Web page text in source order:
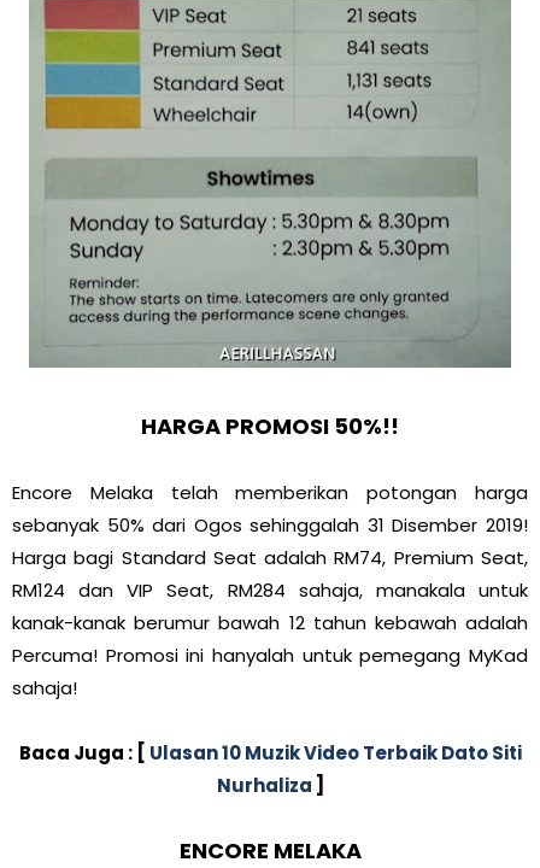
HARGA PROMOSI 50%!!
Encore Melaka telah memberikan potongan harga
sebanyak 50% dari Ogos sehinggalah 31 Disember 2019!
Harga bagi Standard Seat adalah RM74, Premium Seat,
RM124 dan VIP Seat, RM284 sahaja, manakala untuk
kanak-kanak berumur bawah 12 tahun kebawah adalah
Percuma! Promosi ini hanyalah untuk pemegang MyKad
sahaja!
Baca Juga : [ Ulasan 10 Muzik Video Terbaik Dato Siti
Nurhaliza ]
ENCORE MELAKA